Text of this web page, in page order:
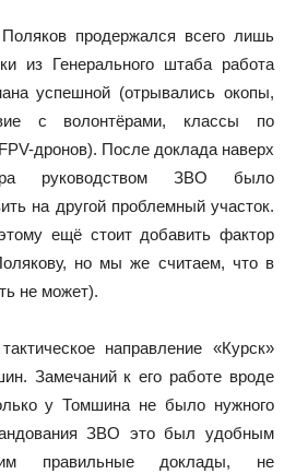
продержался всего лишь
из Генерального штаба работа
успешной (отрывались окопы,
с волонтёрами, классы по
дронов). После доклада наверх
руководством ЗВО было
на другой проблемный участок.
ещё стоит добавить фактор
но мы же считаем, что в
не может).
направление «Курск»
Замечаний к его работе вроде
у Томшина не было нужного
ЗВО это был удобным
правильные доклады, не